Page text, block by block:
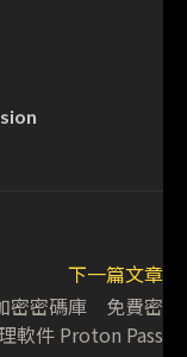
下一篇文章
密密碼庫 免費密
軟件 Proton Pass